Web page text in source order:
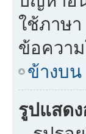
ใช้ภาษ
ข้อควา
ข้างบน
รูปแสด